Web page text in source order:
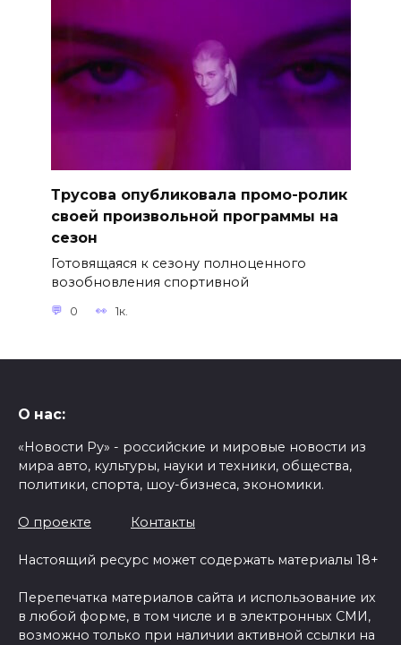
Трусова опубликовала промо-ролик
своей произвольной программы на
сезон
Готовящаяся к сезону полноценного
возобновления спортивной
0 1к.
О нас:
«Новости Ру» - российские и мировые новости из
мира авто, культуры, науки и техники, общества,
политики, спорта, шоу-бизнеса, экономики.
О проекте Контакты
Настоящий ресурс может содержать материалы 18+
Перепечатка материалов сайта и использование их
в любой форме, в том числе и в электронных СМИ,
возможно только при наличии активной ссылки на